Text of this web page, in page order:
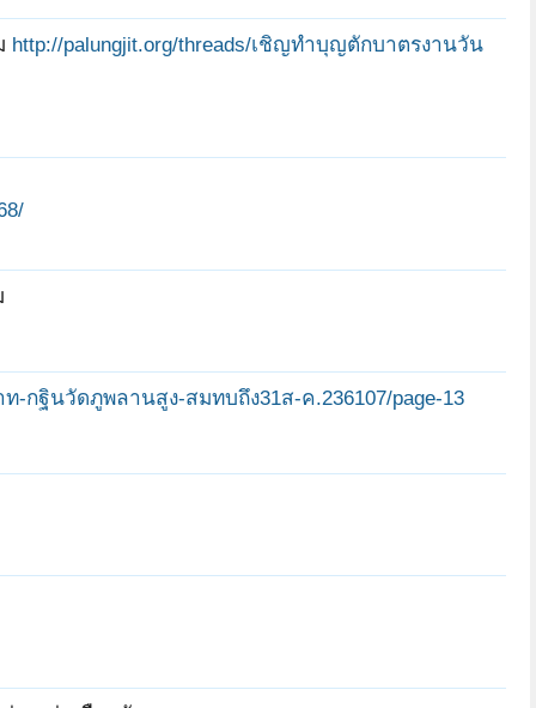
http://palungjit.org/threads/เชิญทำบุญตักบาตรงานวัน
-กฐินวัดภูพลานสูง-สมทบถึง31ส-ค.236107/page-13